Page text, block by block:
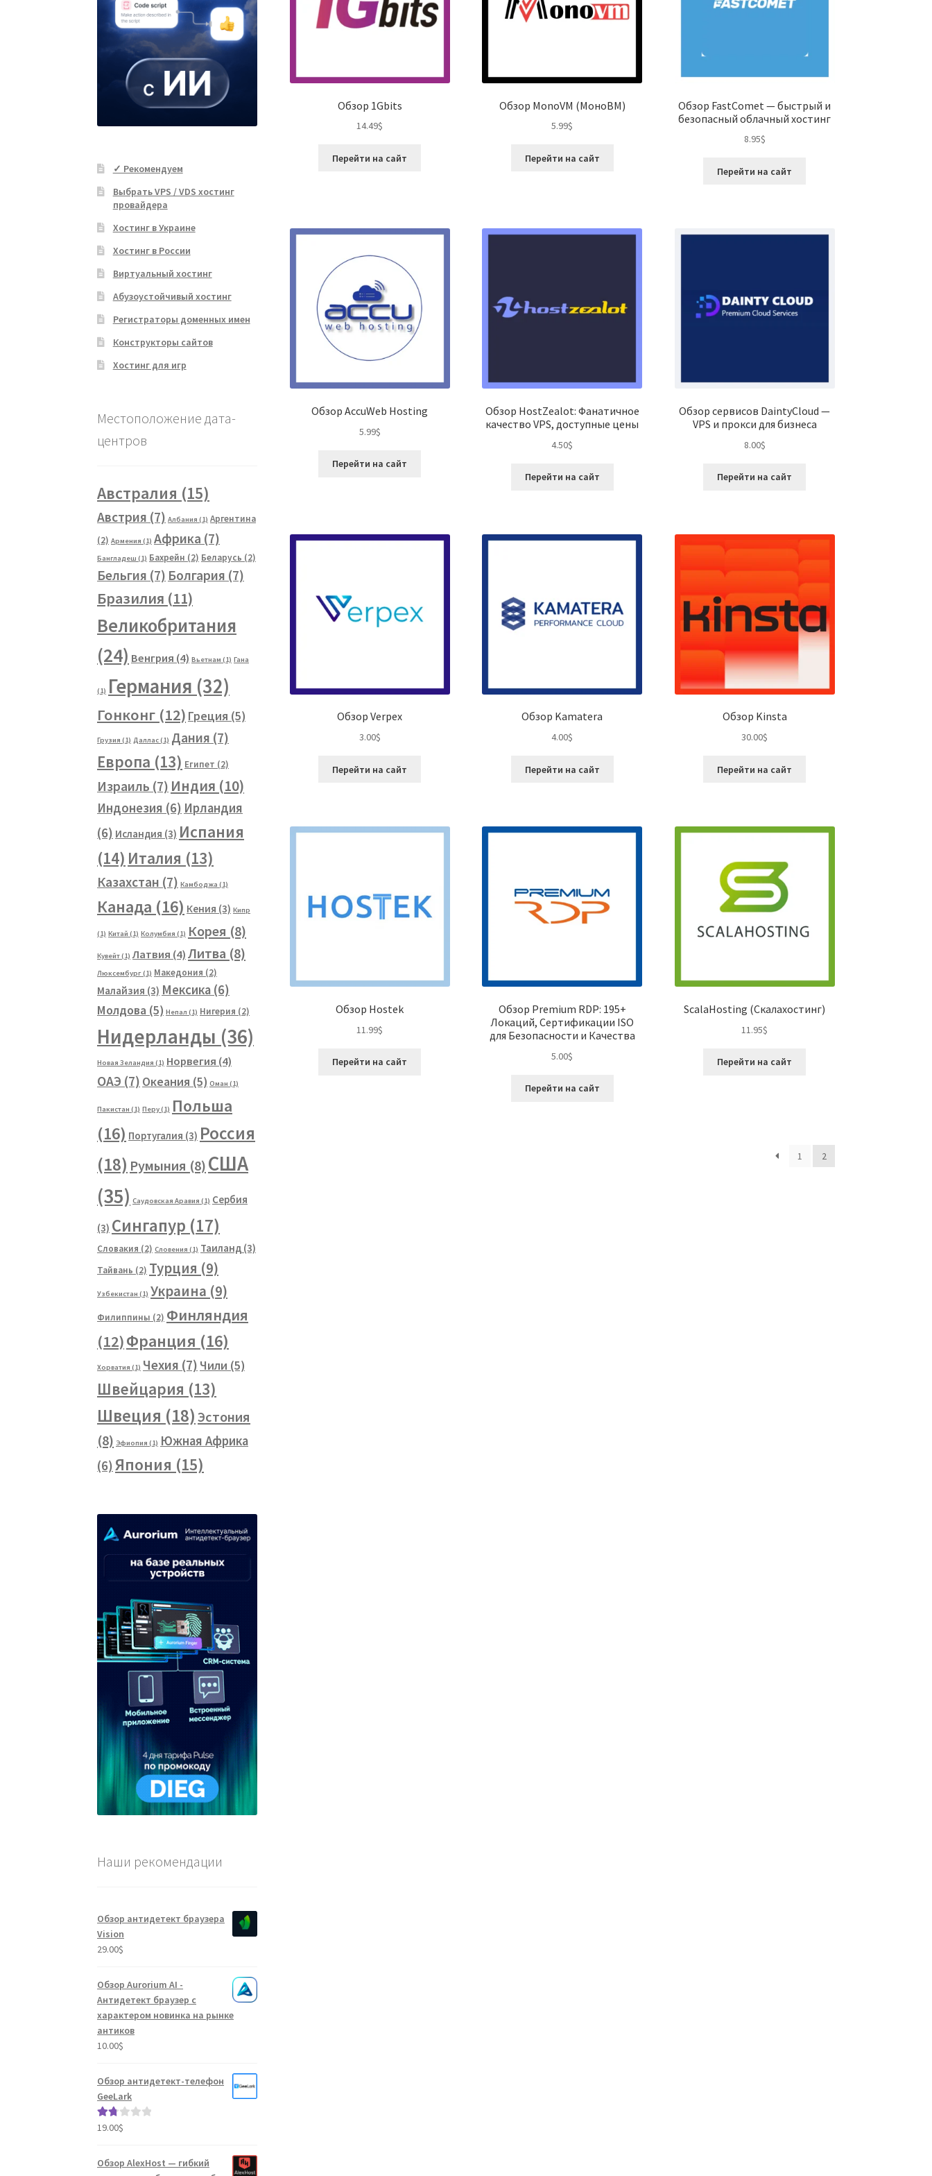
Обзор 1Gbits
14.49$
Перейти на сайт
Обзор MonoVM (МоноВМ)
5.99$
Перейти на сайт
Обзор FastComet — быстрый и
безопасный облачный хостинг
8.95$
Перейти на сайт
Обзор AccuWeb Hosting
5.99$
Перейти на сайт
Обзор HostZealot: Фанатичное
качество VPS, доступные цены
4.50$
Перейти на сайт
Обзор сервисов DaintyCloud —
VPS и прокси для бизнеса
8.00$
Перейти на сайт
Обзор Verpex
3.00$
Перейти на сайт
Обзор Kamatera
4.00$
Перейти на сайт
Обзор Kinsta
30.00$
Перейти на сайт
Обзор Hostek
11.99$
Перейти на сайт
Обзор Premium RDP: 195+
Локаций, Сертификации ISO
для Безопасности и Качества
5.00$
Перейти на сайт
ScalaHosting (Скалахостинг)
11.95$
Перейти на сайт
1 2
✓ Рекомендуем
Выбрать VPS / VDS хостинг
провайдера
Хостинг в Украине
Хостинг в России
Виртуальный хостинг
Абузоустойчивый хостинг
Регистраторы доменных имен
Конструкторы сайтов
Хостинг для игр
Местоположение дата-
центров
Австралия (15)
Австрия (7) Албания (1) Аргентина
(2) Армения (1) Африка (7)
Бангладеш (1) Бахрейн (2) Беларусь (2)
Бельгия (7) Болгария (7)
Бразилия (11)
Великобритания
(24) Венгрия (4) Вьетнам (1) Гана
(1) Германия (32)
Гонконг (12) Греция (5)
Грузия (1) Даллас(1) Дания (7)
Европа (13) Египет (2)
Израиль (7) Индия (10)
Индонезия (6) Ирландия
(6) Исландия (3) Испания
(14) Италия (13)
Казахстан (7) Камбоджа (1)
Канада (16) Кения (3) Кипр
(1) Китай (1) Колумбия (1) Корея (8)
Кувейт(1) Латвия (4)Литва (8)
Люксембург(1) Македония (2)
Малайзия (3) Мексика (6)
Молдова (5) Непал (1) Нигерия (2)
Нидерланды (36)
Новая Зеландия (1) Норвегия (4)
ОАЭ (7) Океания (5) Оман (1)
Пакистан (1) Перу(1) Польша
(16) Португалия (3) Россия
(18) Румыния (8)США
(35) Саудовская Аравия (1) Сербия
(3) Сингапур (17)
Словакия (2) Словения (1) Таиланд (3)
Тайвань (2) Турция (9)
Узбекистан (1) Украина (9)
Филиппины (2) Финляндия
(12)Франция (16)
Хорватия (1) Чехия (7) Чили (5)
Швейцария (13)
Швеция (18)Эстония
(8) Эфиопия (1) Южная Африка
(6)Япония (15)
Наши рекомендации
Обзор антидетект браузера
Vision
29.00$
Обзор Aurorium AI -
Антидетект браузер с
характером новинка на рынке
антиков
10.00$
Обзор антидетект-телефон
GeeLark
Оце
1.80
19.00$
Обзор AlexHost — гибкий